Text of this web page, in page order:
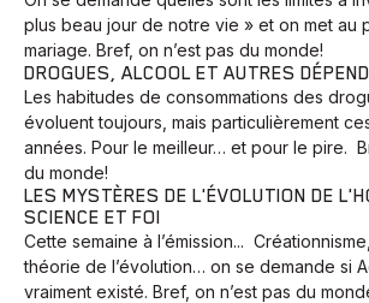
plus beau jour de notre vie » et on met au
mariage. Bref, on n’est pas du monde!
DROGUES, ALCOOL ET AUTRES
Les habitudes de consommations des
évoluent toujours, mais particulièrement
années. Pour le meilleur… et pour le pire.
du monde!
LES MYSTÈRES DE L'ÉVOLUTION DE
SCIENCE ET FOI
Cette semaine à l’émission...
théorie de l’évolution… on se demande si
vraiment existé. Bref, on n’est pas du